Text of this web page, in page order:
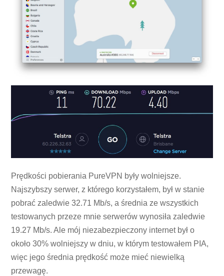
Prędkości pobierania PureVPN były wolniejsze.
Najszybszy serwer, z którego korzystałem, był w stanie
pobrać zaledwie 32.71 Mb/s, a średnia ze wszystkich
testowanych przeze mnie serwerów wynosiła zaledwie
19.27 Mb/s. Ale mój niezabezpieczony internet był o
około 30% wolniejszy w dniu, w którym testowałem PIA,
więc jego średnia prędkość może mieć niewielką
przewagę.